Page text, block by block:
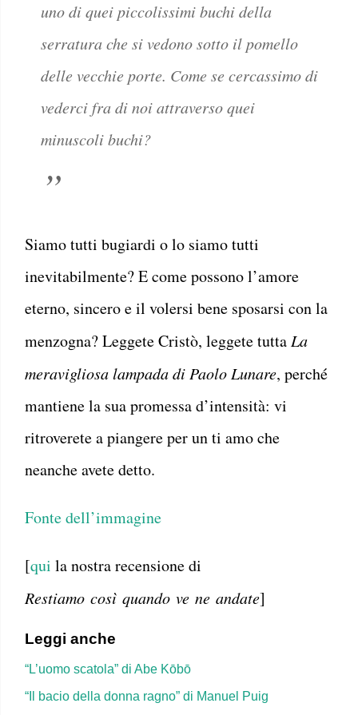
uno di quei piccolissimi buchi della
serratura che si vedono sotto il pomello
delle vecchie porte. Come se cercassimo di
vederci fra di noi attraverso quei
minuscoli buchi?
Siamo tutti bugiardi o lo siamo tutti
inevitabilmente? E come possono l’amore
eterno, sincero e il volersi bene sposarsi con la
menzogna? Leggete Cristò, leggete tuttaLa
meravigliosa lampada di Paolo Lunare, perché
mantiene la sua promessa d’intensità: vi
ritroverete a piangere per un ti amo che
neanche avete detto.
Fonte dell’immagine
[qui la nostra recensione di
Restiamo così quando ve ne andate]
Leggi anche
“L’uomo scatola” di Abe Kōbō
“Il bacio della donna ragno” di Manuel Puig